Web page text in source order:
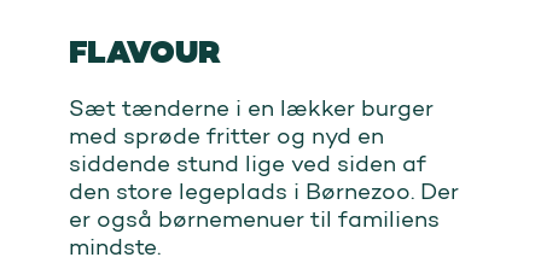
FLAVOUR
Sæt tænderne i en lækker burger
med sprøde fritter og nyd en
siddende stund lige ved siden af
den store legeplads i Børnezoo. Der
er også børnemenuer til familiens
mindste.